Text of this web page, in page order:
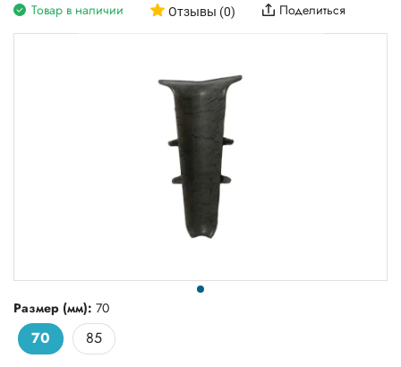
Товар в наличии Отзывы (0) Поделиться
Размер (мм): 70
70 85